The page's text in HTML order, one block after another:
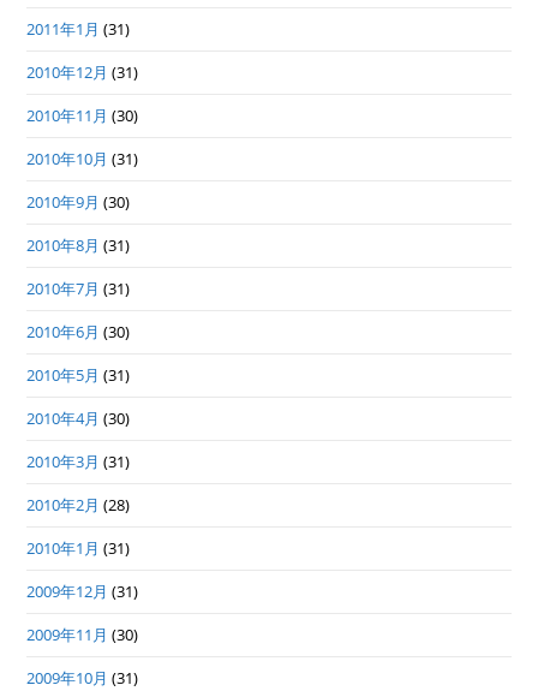
2011年1月 (31)
2010年12月 (31)
2010年11月 (30)
2010年10月 (31)
2010年9月 (30)
2010年8月 (31)
2010年7月 (31)
2010年6月 (30)
2010年5月 (31)
2010年4月 (30)
2010年3月 (31)
2010年2月 (28)
2010年1月 (31)
2009年12月 (31)
2009年11月 (30)
2009年10月 (31)